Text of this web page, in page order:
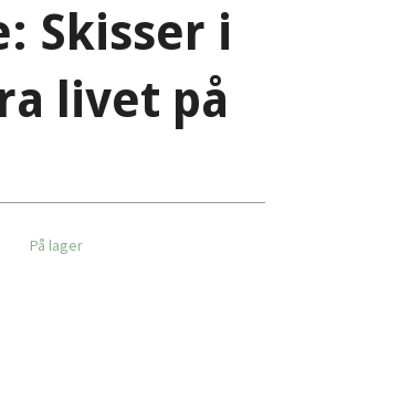
Skisser i
livet på
På lager